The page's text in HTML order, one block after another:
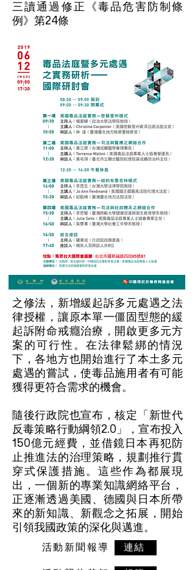
三讀通過修正《毒品危害防制條
例》第24條
之修法，新增緩起訴多元處遇之法
律授權，讓原本單一僵固型態的緩
起訴附命戒癮治療，開啟更多元方
案的可行性。在法律鬆綁的情況
下，各地方也開始進行了本土多元
處遇的嘗試，使毒品施用者有可能
獲得更符合需求的機會。
隨後行政院也宣布，核定「新世代
反毒策略行動綱領2.0」，宣布投入
150億元經費，並借鏡日本再犯防
止推進法的治理策略，規劃推行貫
穿式保護措施。這些作為都展現
出，一個新的專業知識網絡平台，
正逐漸透過美國、德國與日本所帶
來的新知識、新觀念之拓展，開始
引領我國政策的深化與邁進。
​活動新聞報導 連結